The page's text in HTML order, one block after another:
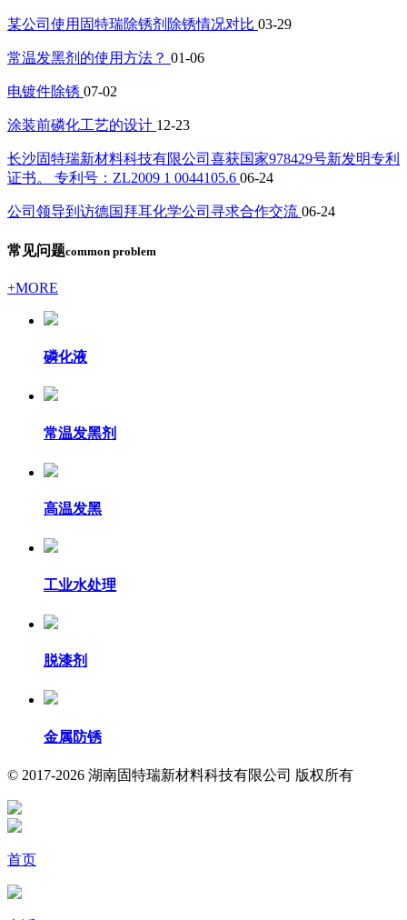
某公司使用固特瑞除锈剂除锈情况对比 03-29
常温发黑剂的使用方法？ 01-06
电镀件除锈 07-02
涂装前磷化工艺的设计 12-23
长沙固特瑞新材料科技有限公司喜获国家978429号新发明专利
证书。 专利号：ZL2009 1 0044105.6 06-24
公司领导到访德国拜耳化学公司寻求合作交流 06-24
常见问题common problem
+MORE
磷化液
常温发黑剂
高温发黑
工业水处理
脱漆剂
金属防锈
© 2017-2026 湖南固特瑞新材料科技有限公司 版权所有
首页